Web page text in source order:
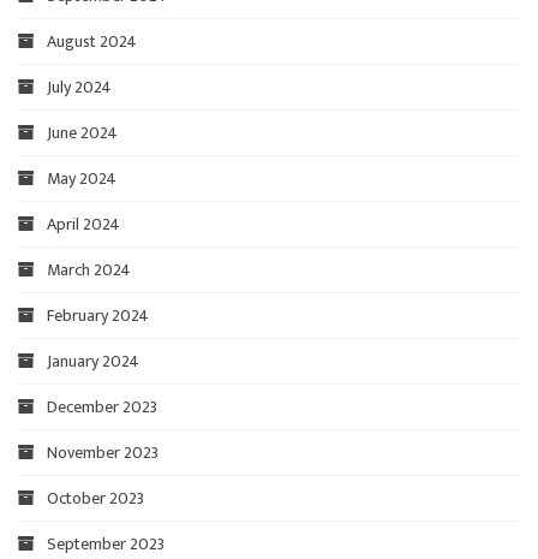
August 2024
July 2024
June 2024
May 2024
April 2024
March 2024
February 2024
January 2024
December 2023
November 2023
October 2023
September 2023